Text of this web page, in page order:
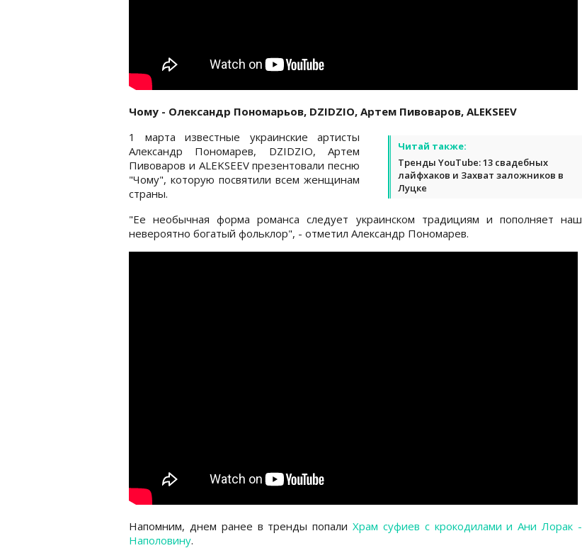
Чому - Олександр Пономарьов, DZIDZIO, Артем Пивоваров, ALEKSEEV
Читай также:
Тренды YouTube: 13 свадебных
лайфхаков и Захват заложников в
Луцке
1 марта известные украинские артисты
Александр Пономарев, DZIDZIO, Артем
Пивоваров и ALEKSEEV презентовали песню
"Чому", которую посвятили всем женщинам
страны.
"Ее необычная форма романса следует украинском традициям и пополняет наш
невероятно богатый фольклор", - отметил Александр Пономарев.
Напомним, днем ранее в тренды попалиХрам суфиев с крокодилами и Ани Лорак -
Наполовину.